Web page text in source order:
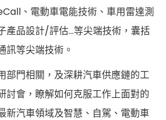
、電動車電能技術、車用雷達測
產品設計/評估…等尖端技術，囊括
訊等尖端技術。
部門相關，及深耕汽車供應鏈的工
討會，瞭解如何克服工作上面對的
新汽車領域及智慧、自駕、電動車